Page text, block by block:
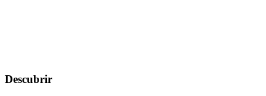
Descubrir